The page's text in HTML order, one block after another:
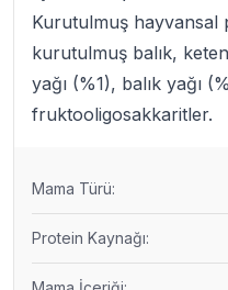
Kurutulmuş hayvansal
kurutulmuş balık,
yağı (%1), balık yağı
fruktooligosakkaritler.
Mama Türü:
Protein Kaynağı: